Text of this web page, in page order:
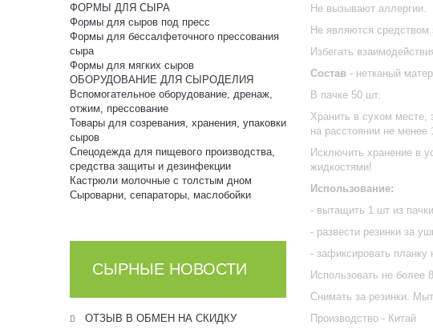
ФОРМЫ ДЛЯ СЫРА
Формы для сыров под пресс
Формы для бессалфеточного прессования
сыра
Формы для мягких сыров
ОБОРУДОВАНИЕ ДЛЯ СЫРОДЕЛИЯ
Вспомогательное оборудование, дренаж,
отжим, прессование
Товары для созревания, хранения, упаковки
сыров
Спецодежда для пищевого производства,
средства защиты и дезинфекции
Кастрюли молочные с толстым дном
Сыроварни, сепараторы, маслобойки
СЫРНЫЕ НОВОСТИ
ОТЗЫВ В ОБМЕН НА СКИДКУ
Не вызывают аллергии.
Не являются средством
Избегать
Состав - нетканый
В пачке 50 шт.
Хранить в сухом месте,
на расстоянии не менее
Исключить хранение в
жидкостями!
Использование:
- вытащить 1 шт из
- развести резинки за
- зафиксировать планку
Использовать не более
Снимать за резинки.
Производство - Китай